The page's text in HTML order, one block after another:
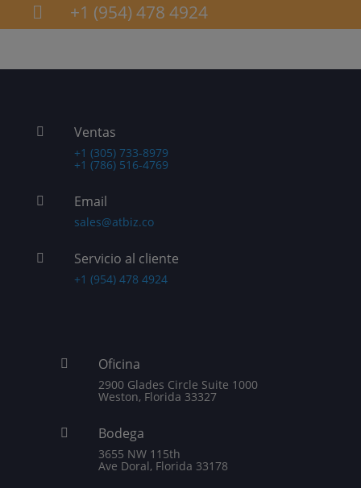
 +1 (954) 478 4924
 Ventas
+1 (305) 733-8979
+1 (786) 516-4769
 Email
sales@atbiz.co
 Servicio al cliente
+1 (954) 478 4924
 Oficina
2900 Glades Circle Suite 1000
Weston, Florida 33327
 Bodega
3655 NW 115th
Ave Doral, Florida 33178